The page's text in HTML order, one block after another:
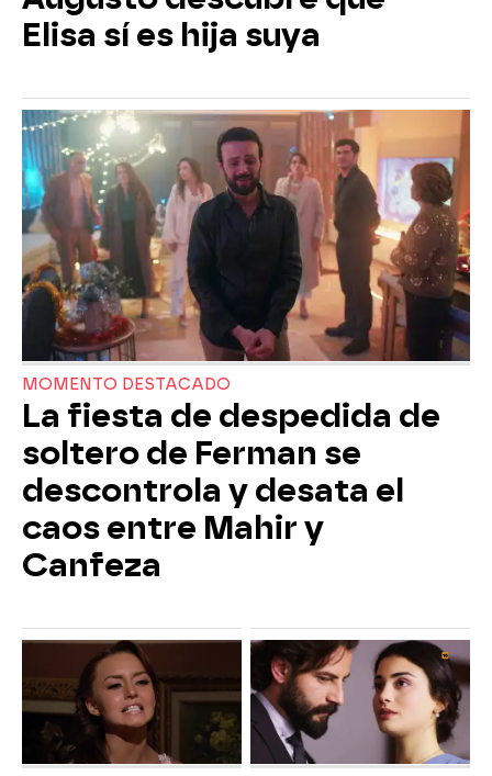
Elisa sí es hija suya
MOMENTO DESTACADO
La fiesta de despedida de
soltero de Ferman se
descontrola y desata el
caos entre Mahir y
Canfeza